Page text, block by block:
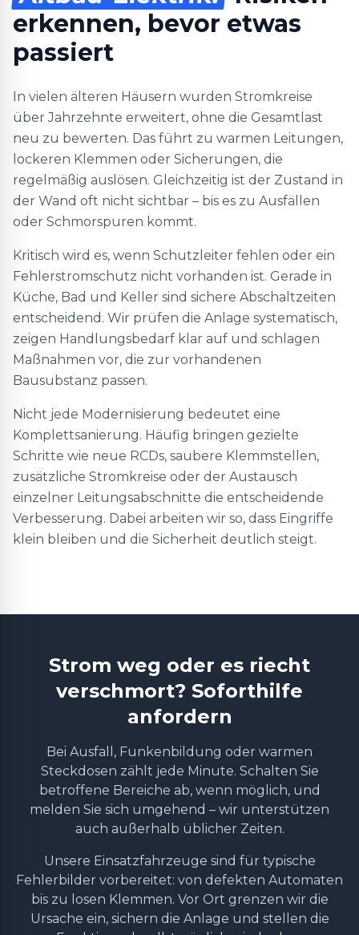
erkennen, bevor etwas
passiert
In vielen älteren Häusern wurden Stromkreise
über Jahrzehnte erweitert, ohne die Gesamtlast
neu zu bewerten. Das führt zu warmen Leitungen,
lockeren Klemmen oder Sicherungen, die
regelmäßig auslösen. Gleichzeitig ist der Zustand in
der Wand oft nicht sichtbar – bis es zu Ausfällen
oder Schmorspuren kommt.
Kritisch wird es, wenn Schutzleiter fehlen oder ein
Fehlerstromschutz nicht vorhanden ist. Gerade in
Küche, Bad und Keller sind sichere Abschaltzeiten
entscheidend. Wir prüfen die Anlage systematisch,
zeigen Handlungsbedarf klar auf und schlagen
Maßnahmen vor, die zur vorhandenen
Bausubstanz passen.
Nicht jede Modernisierung bedeutet eine
Komplettsanierung. Häufig bringen gezielte
Schritte wie neue RCDs, saubere Klemmstellen,
zusätzliche Stromkreise oder der Austausch
einzelner Leitungsabschnitte die entscheidende
Verbesserung. Dabei arbeiten wir so, dass Eingriffe
klein bleiben und die Sicherheit deutlich steigt.
Strom weg oder es riecht
verschmort? Soforthilfe
anfordern
Bei Ausfall, Funkenbildung oder warmen
Steckdosen zählt jede Minute. Schalten Sie
betroffene Bereiche ab, wenn möglich, und
melden Sie sich umgehend – wir unterstützen
auch außerhalb üblicher Zeiten.
Unsere Einsatzfahrzeuge sind für typische
Fehlerbilder vorbereitet: von defekten Automaten
bis zu losen Klemmen. Vor Ort grenzen wir die
Ursache ein, sichern die Anlage und stellen die